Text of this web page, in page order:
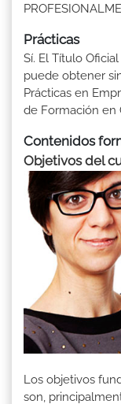
Prácticas
Sí. El Título
puede obtener
Prácticas en
de Formación en
Contenidos
Objetivos del
Los objetivos
son,